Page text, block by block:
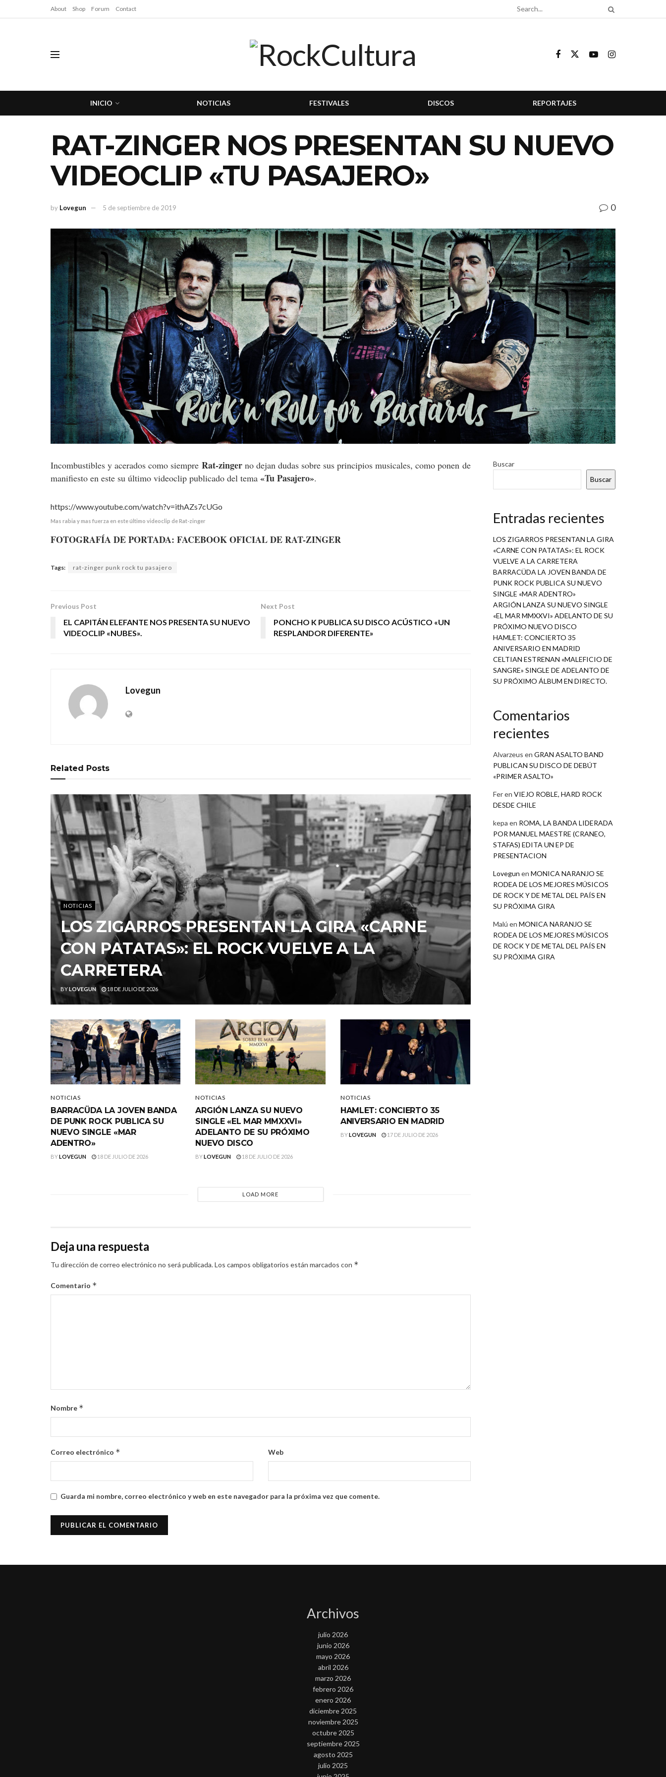
About Shop Forum Contact
INICIO NOTICIAS FESTIVALES DISCOS REPORTAJES
RAT-ZINGER NOS PRESENTAN SU NUEVO
VIDEOCLIP «TU PASAJERO»
by Lovegun 5 de septiembre de 2019 0
Incombustibles y acerados como siempre Rat-zinger no dejan dudas sobre sus principios musicales, como ponen de
manifiesto en este su último videoclip publicado del tema «Tu Pasajero».
https://www.youtube.com/watch?v=ithAZs7cUGo
Mas rabia y mas fuerza en este último videoclip de Rat-zinger
FOTOGRAFÍA DE PORTADA: FACEBOOK OFICIAL DE RAT-ZINGER
Tags: rat-zinger punk rock tu pasajero
Previous Post
EL CAPITÁN ELEFANTE NOS PRESENTA SU NUEVO
VIDEOCLIP «NUBES».
Next Post
PONCHO K PUBLICA SU DISCO ACÚSTICO «UN
RESPLANDOR DIFERENTE»
Lovegun
Related Posts
NOTICIAS
LOS ZIGARROS PRESENTAN LA GIRA «CARNE
CON PATATAS»: EL ROCK VUELVE A LA
CARRETERA
BYLOVEGUN 18 DE JULIO DE 2026
NOTICIAS
BARRACÜDA LA JOVEN BANDA
DE PUNK ROCK PUBLICA SU
NUEVO SINGLE «MAR
ADENTRO»
BYLOVEGUN 18 DE JULIO DE 2026
NOTICIAS
ARGIÓN LANZA SU NUEVO
SINGLE «EL MAR MMXXVI»
ADELANTO DE SU PRÓXIMO
NUEVO DISCO
BYLOVEGUN 18 DE JULIO DE 2026
NOTICIAS
HAMLET: CONCIERTO 35
ANIVERSARIO EN MADRID
BYLOVEGUN 17 DE JULIO DE 2026
LOAD MORE
Deja una respuesta
Tu dirección de correo electrónico no será publicada.Los campos obligatorios están marcados con *
Comentario *
Nombre *
Correo electrónico * Web
Guarda mi nombre, correo electrónico y web en este navegador para la próxima vez que comente.
Buscar
Buscar
Entradas recientes
LOS ZIGARROS PRESENTAN LA GIRA
«CARNE CON PATATAS»: EL ROCK
VUELVE A LA CARRETERA
BARRACÜDA LA JOVEN BANDA DE
PUNK ROCK PUBLICA SU NUEVO
SINGLE «MAR ADENTRO»
ARGIÓN LANZA SU NUEVO SINGLE
«EL MAR MMXXVI» ADELANTO DE SU
PRÓXIMO NUEVO DISCO
HAMLET: CONCIERTO 35
ANIVERSARIO EN MADRID
CELTIAN ESTRENAN «MALEFICIO DE
SANGRE» SINGLE DE ADELANTO DE
SU PRÓXIMO ÁLBUM EN DIRECTO.
Comentarios
recientes
Alvarzeus en GRAN ASALTO BAND
PUBLICAN SU DISCO DE DEBÚT
«PRIMER ASALTO»
Feren VIEJO ROBLE, HARD ROCK
DESDE CHILE
kepa en ROMA, LA BANDA LIDERADA
POR MANUEL MAESTRE (CRANEO,
STAFAS) EDITA UN EP DE
PRESENTACION
Lovegun en MONICA NARANJO SE
RODEA DE LOS MEJORES MÚSICOS
DE ROCK Y DE METAL DEL PAÍS EN
SU PRÓXIMA GIRA
Malú en MONICA NARANJO SE
RODEA DE LOS MEJORES MÚSICOS
DE ROCK Y DE METAL DEL PAÍS EN
SU PRÓXIMA GIRA
Archivos
julio 2026
junio 2026
mayo 2026
abril 2026
marzo 2026
febrero 2026
enero 2026
diciembre 2025
noviembre 2025
octubre 2025
septiembre 2025
agosto 2025
julio 2025